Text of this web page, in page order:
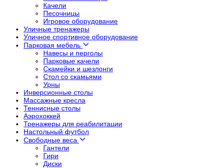
Качели
Песочницы
Игровое оборудование
Уличные тренажеры
Уличное спортивное оборудование
Парковая мебель
Навесы и перголы
Парковые качели
Скамейки и шезлонги
Стол со скамьями
Урны
Инверсионные столы
Массажные кресла
Теннисные столы
Аэрохоккей
Тренажеры для реабилитации
Настольный футбол
Свободные веса
Гантели
Гири
Диски